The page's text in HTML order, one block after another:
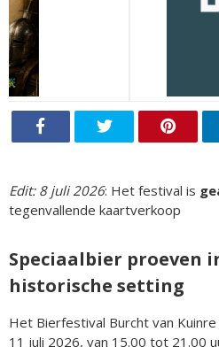
Edit: 8 juli 2026: Het festival is
tegenvallende kaartverkoop
Speciaalbier proeven
historische setting
Het Bierfestival Burcht van
11 juli 2026, van 15.00 tot 21.00